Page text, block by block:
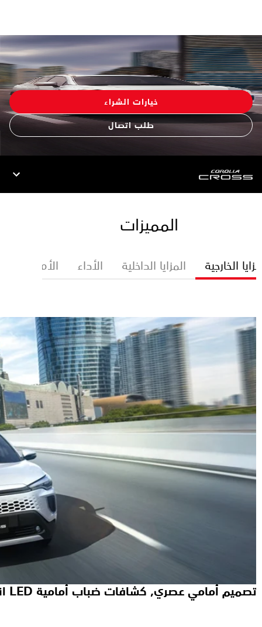
خيارات الشراء
طلب اتصال
المميزات
الخارجية المزايا الداخلية الأداء الأمان
تصميم أمامي عصري, كشافات ضباب أمامية LED انوار أمامية LED مع إضاءة نهارية LED